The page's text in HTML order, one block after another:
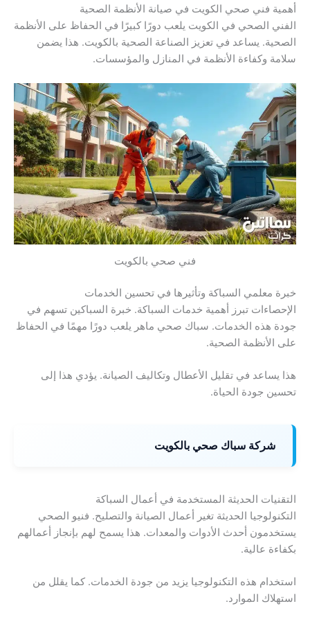
أهمية فني صحي الكويت في صيانة الأنظمة الصحية
الفني الصحي في الكويت يلعب دورًا كبيرًا في الحفاظ على الأنظمة
الصحية. يساعد في تعزيز الصناعة الصحية بالكويت. هذا يضمن
سلامة وكفاءة الأنظمة في المنازل والمؤسسات.
فني صحي بالكويت
خبرة معلمي السباكة وتأثيرها في تحسين الخدمات
الإحصاءات تبرز أهمية خدمات السباكة. خبرة السباكين تسهم في
جودة هذه الخدمات. سباك صحي ماهر يلعب دورًا مهمًا في الحفاظ
على الأنظمة الصحية.
هذا يساعد في تقليل الأعطال وتكاليف الصيانة. يؤدي هذا إلى
تحسين جودة الحياة.
شركة سباك صحي بالكويت
التقنيات الحديثة المستخدمة في أعمال السباكة
التكنولوجيا الحديثة تغير أعمال الصيانة والتصليح. فنيو الصحي
يستخدمون أحدث الأدوات والمعدات. هذا يسمح لهم بإنجاز أعمالهم
بكفاءة عالية.
استخدام هذه التكنولوجيا يزيد من جودة الخدمات. كما يقلل من
استهلاك الموارد.